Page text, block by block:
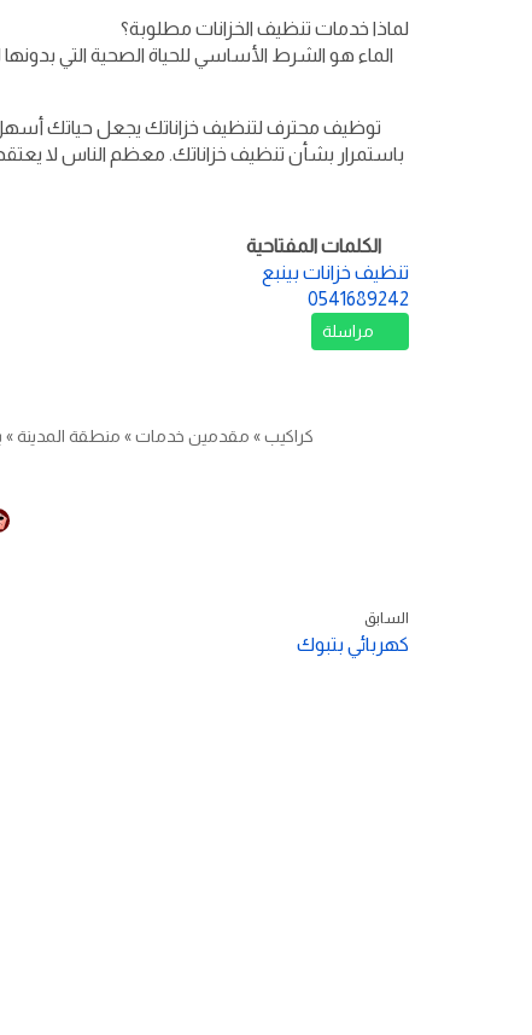
لماذا خدمات تنظيف الخزانات مطلوبة؟
الماء هو الشرط الأساسي للحياة الصحية التي
توظيف محترف لتنظيف خزاناتك يجعل حياتك أسهل
باستمرار بشأن تنظيف خزاناتك. معظم الناس لا
الكلمات المفتاحية
تنظيف خزانات بينبع
0541689242
مراسلة
كراكيب» مقدمين خدمات» منطقة المدينة»
السابق
كهربائي بتبوك